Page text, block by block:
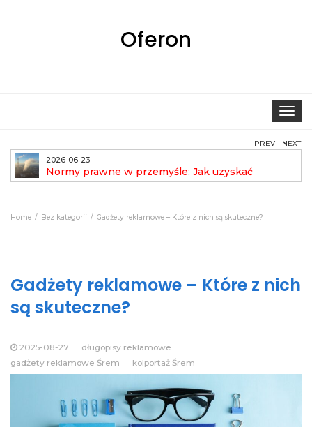
Oferon
Toggle
2026-06-23
Normy prawne w przemyśle: Jak uzyskać
pozwolenie na emisję?
PREV NEXT
Home Bez kategorii Gadżety reklamowe – Które z nich są skuteczne?
Gadżety reklamowe – Które z nich
są skuteczne?
2025-08-27
długopisy reklamowe
gadżety reklamowe Śrem
kolportaż Śrem